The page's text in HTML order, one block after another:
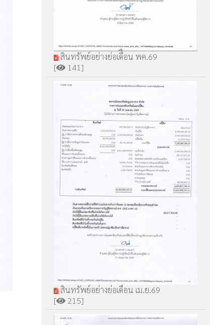
สินทรัพย์อย่างย่อเดืือน พค.69
[
141]
สินทรัพย์อย่างย่อเดือน เม.ย.69
[
215]